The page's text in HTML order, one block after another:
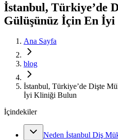
İstanbul, Türkiye’de
Gülüşünüz İçin En
Ana Sayfa
blog
İstanbul, Türkiye’de Dişte
İyi Kliniği Bulun
İçindekiler
Neden İstanbul Diş